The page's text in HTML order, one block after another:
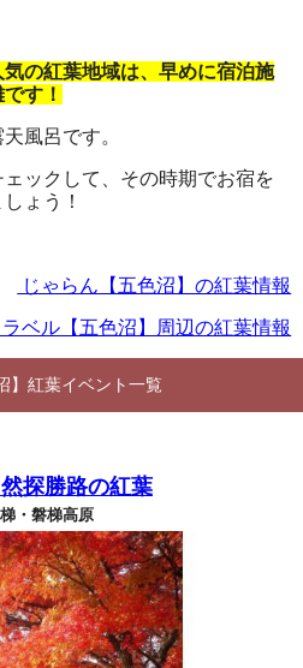
の紅葉地域は、早めに宿泊施
す！
風呂です。
ックして、その時期でお宿を
ょう！
じゃらん【五色沼】の紅葉情報
ベル【五色沼】周辺の紅葉情報
】紅葉イベント一覧
探勝路の紅葉
・磐梯高原